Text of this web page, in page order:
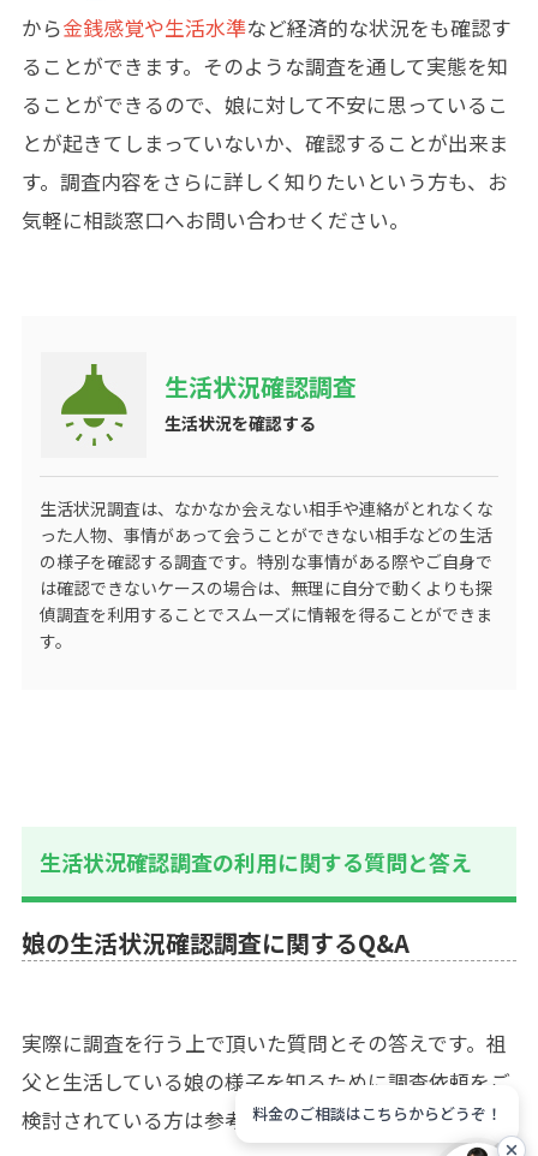
から金銭感覚や生活水準など経済的な状況をも確認す
ることができます。そのような調査を通して実態を知
ることができるので、娘に対して不安に思っているこ
とが起きてしまっていないか、確認することが出来ま
す。調査内容をさらに詳しく知りたいという方も、お
気軽に相談窓口へお問い合わせください。
生活状況確認調査
生活状況を確認する
生活状況調査は、なかなか会えない相手や連絡がとれなくな
った人物、事情があって会うことができない相手などの生活
の様子を確認する調査です。特別な事情がある際やご自身で
は確認できないケースの場合は、無理に自分で動くよりも探
偵調査を利用することでスムーズに情報を得ることができま
す。
生活状況確認調査の利用に関する質問と答え
娘の生活状況確認調査に関するQ&A
実際に調査を行う上で頂いた質問とその答えです。祖
父と生活している娘の様子を知るために調査依頼をご
検討されている方は参考にしてください。
料金のご相談はこちらからどうぞ！